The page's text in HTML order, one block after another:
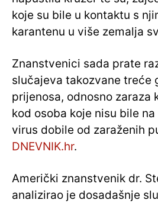
koje su bile u kontaktu s
karantenu u više zemalja
Znanstvenici sada prate
slučajeva takozvane treće
prijenosa, odnosno zaraza
kod osoba koje nisu bile
virus dobile od zaraženih
DNEVNIK.hr.
Američki znanstvenik dr.
analizirao je dosadašnje